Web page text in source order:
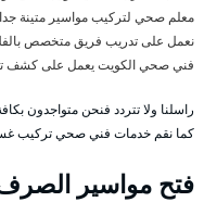
معلم صحي لتركيب مواسير متينة
نعمل على تدريب فريق متخصص
فني صحي الكويت يعمل على كشف
راسلنا ولا تتردد فنحن متواجدون
كما نقم خدمات فني صحي تركيب
فتح مواسير